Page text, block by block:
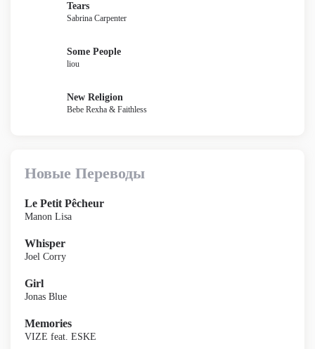
Tears
Sabrina Carpenter
Some People
liou
New Religion
Bebe Rexha & Faithless
Новые Переводы
Le Petit Pêcheur
Manon Lisa
Whisper
Joel Corry
Girl
Jonas Blue
Memories
VIZE feat. ESKE